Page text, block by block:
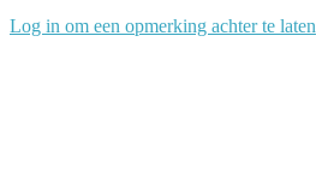
Log in om een opmerking achter te laten